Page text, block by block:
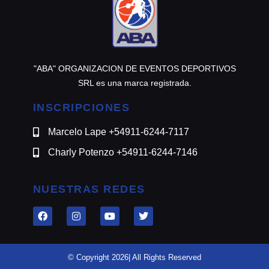
"ABA" ORGANIZACION DE EVENTOS DEPORTIVOS
SRL es una marca registrada.
INSCRIPCIONES
Marcelo Lape +54911-6244-7117
Charly Potenzo +54911-6244-7146
NUESTRAS REDES
© Copyright 2026| All Rights Reserved